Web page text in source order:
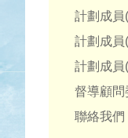
計劃成員
計劃成員
計劃成員
督導顧問
聯絡我們